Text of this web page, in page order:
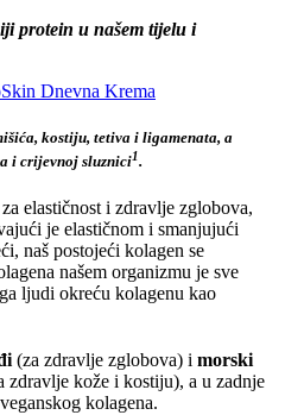
protein u našem tijelu i
kostiju, tetiva i ligamenata, a
i crijevnoj sluznici1.
elastičnost i zdravlje zglobova,
je elastičnom i smanjujući
naš postojeći kolagen se
našem organizmu je sve
ljudi okreću kolagenu kao
(za zdravlje zglobova) i morski
kože i kostiju), a u zadnje
kolagena.